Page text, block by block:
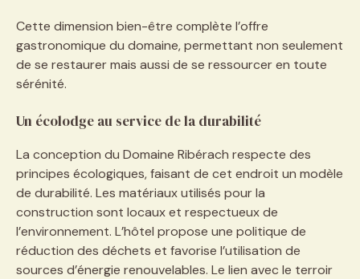
Cette dimension bien-être complète l’offre
gastronomique du domaine, permettant non seulement
de se restaurer mais aussi de se ressourcer en toute
sérénité.
Un écolodge au service de la durabilité
La conception du Domaine Ribérach respecte des
principes écologiques, faisant de cet endroit un modèle
de durabilité. Les matériaux utilisés pour la
construction sont locaux et respectueux de
l’environnement. L’hôtel propose une politique de
réduction des déchets et favorise l’utilisation de
sources d’énergie renouvelables. Le lien avec le terroir